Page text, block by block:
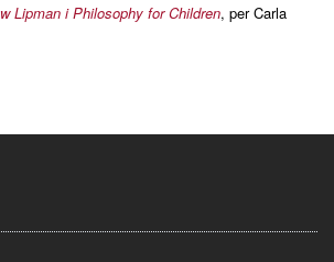
Lipman i Philosophy for Children, per Carla